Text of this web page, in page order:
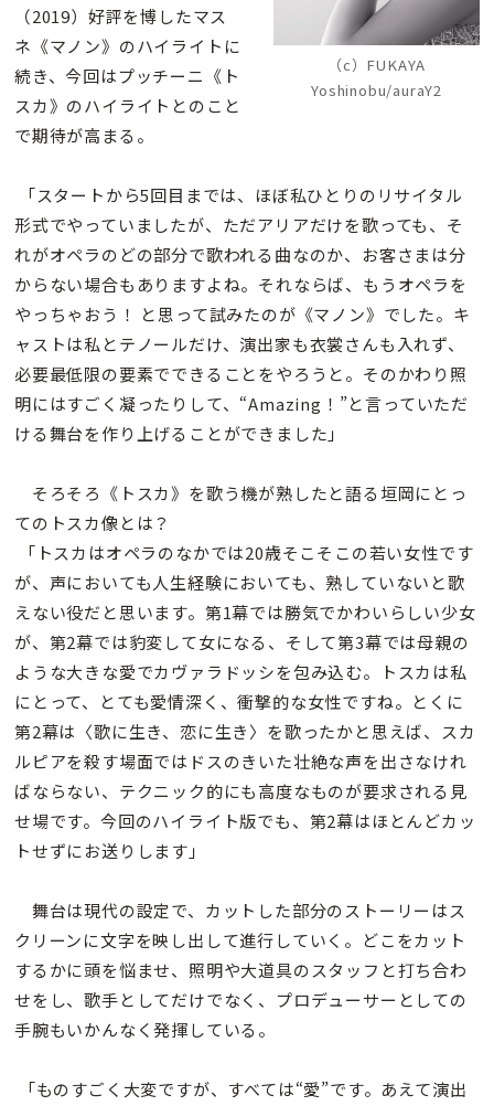
（c）FUKAYA
Yoshinobu/auraY2
（2019）好評を博したマス
ネ《マノン》のハイライトに
続き、今回はプッチーニ《ト
スカ》のハイライトとのこと
で期待が高まる。
「スタートから5回目までは、ほぼ私ひとりのリサイタル
形式でやっていましたが、ただアリアだけを歌っても、そ
れがオペラのどの部分で歌われる曲なのか、お客さまは分
からない場合もありますよね。それならば、もうオペラを
やっちゃおう！ と思って試みたのが《マノン》でした。キ
ャストは私とテノールだけ、演出家も衣裳さんも入れず、
必要最低限の要素でできることをやろうと。そのかわり照
明にはすごく凝ったりして、“Amazing！”と言っていただ
ける舞台を作り上げることができました」
そろそろ《トスカ》を歌う機が熟したと語る垣岡にとっ
てのトスカ像とは？
「トスカはオペラのなかでは20歳そこそこの若い女性です
が、声においても人生経験においても、熟していないと歌
えない役だと思います。第1幕では勝気でかわいらしい少女
が、第2幕では豹変して女になる、そして第3幕では母親の
ような大きな愛でカヴァラドッシを包み込む。トスカは私
にとって、とても愛情深く、衝撃的な女性ですね。とくに
第2幕は〈歌に生き、恋に生き〉を歌ったかと思えば、スカ
ルピアを殺す場面ではドスのきいた壮絶な声を出さなけれ
ばならない、テクニック的にも高度なものが要求される見
せ場です。今回のハイライト版でも、第2幕はほとんどカッ
トせずにお送りします」
舞台は現代の設定で、カットした部分のストーリーはス
クリーンに文字を映し出して進行していく。どこをカット
するかに頭を悩ませ、照明や大道具のスタッフと打ち合わ
せをし、歌手としてだけでなく、プロデューサーとしての
手腕もいかんなく発揮している。
「ものすごく大変ですが、すべては“愛”です。あえて演出